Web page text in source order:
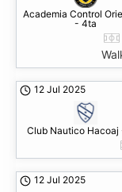
Academia Control
- 4ta
12 Jul 2025
Club Nautico Hacoaj
12 Jul 2025